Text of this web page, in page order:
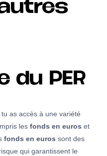
du PER
tu as accès à une variété
les fonds en euros et
fonds en euros sont des
qui garantissent le